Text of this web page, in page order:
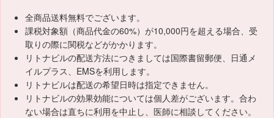
全商品送料無料でございます。
課税対象額（商品代金の60%）が10,000円を超える場合、受
取りの際に関税などがかかります。
リトナビルの配送方法につきましては国際書留郵便、日通メ
イルプラス、EMSを利用します。
リトナビルは配送の希望日時は指定できません。
リトナビルの効果効能については個人差がございます。合わ
ない場合は直ちに利用を中止し、医師に相談してください。